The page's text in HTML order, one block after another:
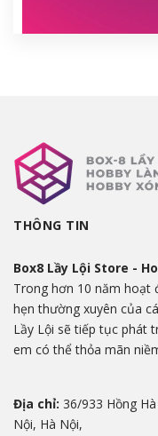
THÔNG TIN
Box8 Lầy Lội Store -
Trong hơn 10 năm hoạt
hẹn thường xuyên của
Lầy Lội sẽ tiếp tục phát
em có thể thỏa mãn
Địa chỉ: 36/933 Hồng
Nội, Hà Nội,